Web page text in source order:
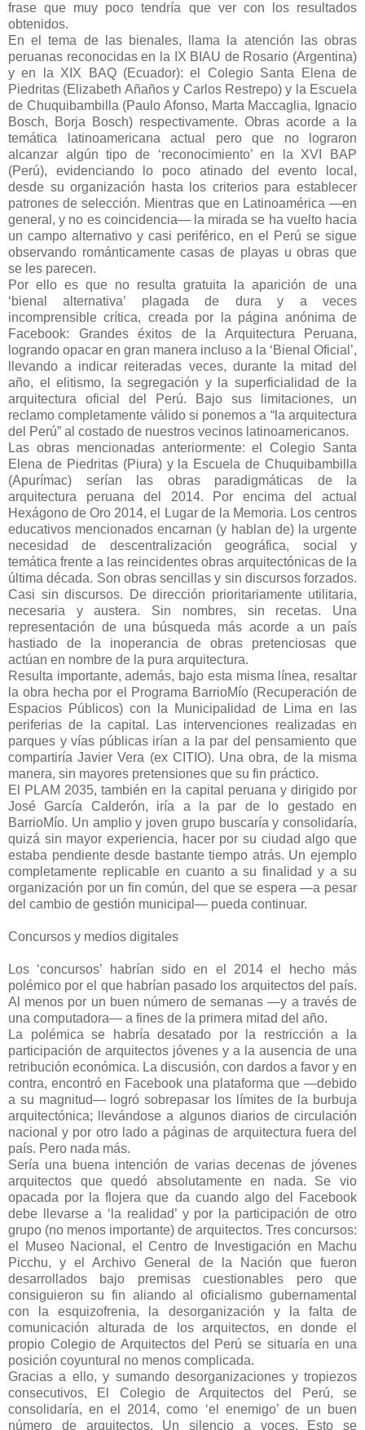
frase que muy poco tendría que ver con los resultados
obtenidos.
En el tema de las bienales, llama la atención las obras
peruanas reconocidas en la IX BIAU de Rosario (Argentina)
y en la XIX BAQ (Ecuador): el Colegio Santa Elena de
Piedritas (Elizabeth Añaños y Carlos Restrepo) y la Escuela
de Chuquibambilla (Paulo Afonso, Marta Maccaglia, Ignacio
Bosch, Borja Bosch) respectivamente. Obras acorde a la
temática latinoamericana actual pero que no lograron
alcanzar algún tipo de ‘reconocimiento’ en la XVI BAP
(Perú), evidenciando lo poco atinado del evento local,
desde su organización hasta los criterios para establecer
patrones de selección. Mientras que en Latinoamérica —en
general, y no es coincidencia— la mirada se ha vuelto hacia
un campo alternativo y casi periférico, en el Perú se sigue
observando románticamente casas de playas u obras que
se les parecen.
Por ello es que no resulta gratuita la aparición de una
‘bienal alternativa’ plagada de dura y a veces
incomprensible crítica, creada por la página anónima de
Facebook: Grandes éxitos de la Arquitectura Peruana,
logrando opacar en gran manera incluso a la ‘Bienal Oficial’,
llevando a indicar reiteradas veces, durante la mitad del
año, el elitismo, la segregación y la superficialidad de la
arquitectura oficial del Perú. Bajo sus limitaciones, un
reclamo completamente válido si ponemos a “la arquitectura
del Perú” al costado de nuestros vecinos latinoamericanos.
Las obras mencionadas anteriormente: el Colegio Santa
Elena de Piedritas (Piura) y la Escuela de Chuquibambilla
(Apurímac) serían las obras paradigmáticas de la
arquitectura peruana del 2014. Por encima del actual
Hexágono de Oro 2014, el Lugar de la Memoria. Los centros
educativos mencionados encarnan (y hablan de) la urgente
necesidad de descentralización geográfica, social y
temática frente a las reincidentes obras arquitectónicas de la
última década. Son obras sencillas y sin discursos forzados.
Casi sin discursos. De dirección prioritariamente utilitaria,
necesaria y austera. Sin nombres, sin recetas. Una
representación de una búsqueda más acorde a un país
hastiado de la inoperancia de obras pretenciosas que
actúan en nombre de la pura arquitectura.
Resulta importante, además, bajo esta misma línea, resaltar
la obra hecha por el Programa BarrioMío (Recuperación de
Espacios Públicos) con la Municipalidad de Lima en las
periferias de la capital. Las intervenciones realizadas en
parques y vías públicas irían a la par del pensamiento que
compartiría Javier Vera (ex CITIO). Una obra, de la misma
manera, sin mayores pretensiones que su fin práctico.
El PLAM 2035, también en la capital peruana y dirigido por
José García Calderón, iría a la par de lo gestado en
BarrioMío. Un amplio y joven grupo buscaría y consolidaría,
quizá sin mayor experiencia, hacer por su ciudad algo que
estaba pendiente desde bastante tiempo atrás. Un ejemplo
completamente replicable en cuanto a su finalidad y a su
organización por un fin común, del que se espera —a pesar
del cambio de gestión municipal— pueda continuar.
Concursos y medios digitales
Los ‘concursos’ habrían sido en el 2014 el hecho más
polémico por el que habrían pasado los arquitectos del país.
Al menos por un buen número de semanas —y a través de
una computadora— a fines de la primera mitad del año.
La polémica se habría desatado por la restricción a la
participación de arquitectos jóvenes y a la ausencia de una
retribución económica. La discusión, con dardos a favor y en
contra, encontró en Facebook una plataforma que —debido
a su magnitud— logró sobrepasar los límites de la burbuja
arquitectónica; llevándose a algunos diarios de circulación
nacional y por otro lado a páginas de arquitectura fuera del
país. Pero nada más.
Sería una buena intención de varias decenas de jóvenes
arquitectos que quedó absolutamente en nada. Se vio
opacada por la flojera que da cuando algo del Facebook
debe llevarse a ‘la realidad’ y por la participación de otro
grupo (no menos importante) de arquitectos. Tres concursos:
el Museo Nacional, el Centro de Investigación en Machu
Picchu, y el Archivo General de la Nación que fueron
desarrollados bajo premisas cuestionables pero que
consiguieron su fin aliando al oficialismo gubernamental
con la esquizofrenia, la desorganización y la falta de
comunicación alturada de los arquitectos, en donde el
propio Colegio de Arquitectos del Perú se situaría en una
posición coyuntural no menos complicada.
Gracias a ello, y sumando desorganizaciones y tropiezos
consecutivos, El Colegio de Arquitectos del Perú, se
consolidaría, en el 2014, como ‘el enemigo’ de un buen
número de arquitectos. Un silencio a voces. Esto se